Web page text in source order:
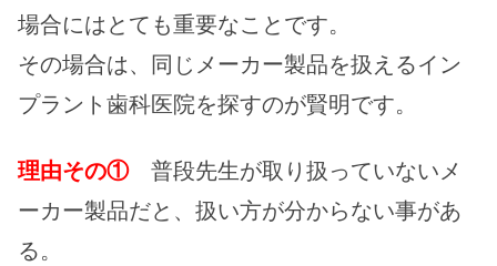
場合にはとても重要なことです。
その場合は、同じメーカー製品を扱えるイン
プラント歯科医院を探すのが賢明です。
理由その①普段先生が取り扱っていないメ
ーカー製品だと、扱い方が分からない事があ
る。